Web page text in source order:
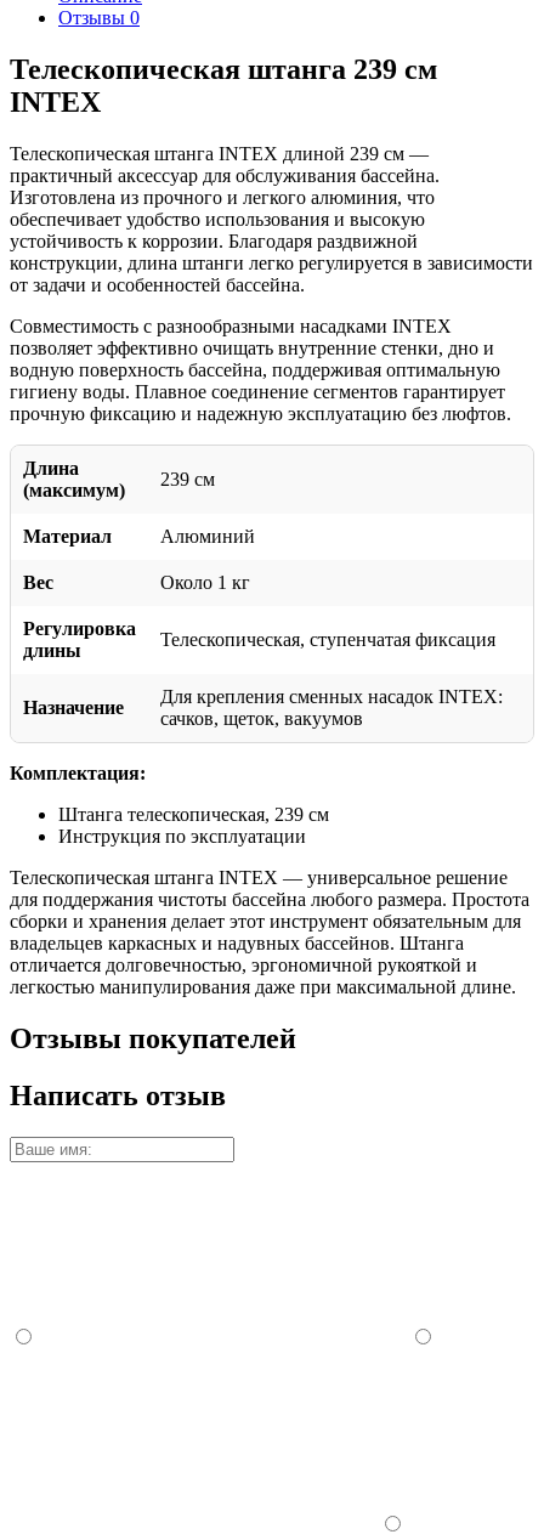
Отзывы 0
Телескопическая штанга 239 см
INTEX
Телескопическая штанга INTEX длиной 239 см —
практичный аксессуар для обслуживания бассейна.
Изготовлена из прочного и легкого алюминия, что
обеспечивает удобство использования и высокую
устойчивость к коррозии. Благодаря раздвижной
конструкции, длина штанги легко регулируется в зависимости
от задачи и особенностей бассейна.
Совместимость с разнообразными насадками INTEX
позволяет эффективно очищать внутренние стенки, дно и
водную поверхность бассейна, поддерживая оптимальную
гигиену воды. Плавное соединение сегментов гарантирует
прочную фиксацию и надежную эксплуатацию без люфтов.
Длина
(максимум)
239 см
Материал Алюминий
Вес Около 1 кг
Регулировка
длины
Телескопическая, ступенчатая фиксация
Назначение
Для крепления сменных насадок INTEX:
сачков, щеток, вакуумов
Комплектация:
Штанга телескопическая, 239 см
Инструкция по эксплуатации
Телескопическая штанга INTEX — универсальное решение
для поддержания чистоты бассейна любого размера. Простота
сборки и хранения делает этот инструмент обязательным для
владельцев каркасных и надувных бассейнов. Штанга
отличается долговечностью, эргономичной рукояткой и
легкостью манипулирования даже при максимальной длине.
Отзывы покупателей
Написать отзыв